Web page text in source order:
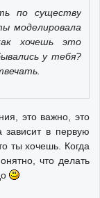
по существу
моделировала
хочешь это
у тебя?
это важно, это
в первую
ты хочешь. Когда
что делать